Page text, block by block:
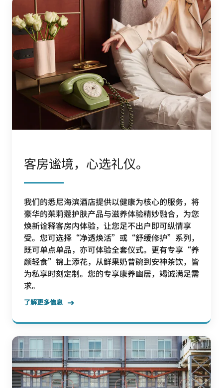
客房谧境，心选礼仪。
我们的悉尼海滨酒店提供以健康为核心的服务，将
豪华的茱莉蔻护肤产品与滋养体验精妙融合，为您
焕新诠释客房内体验，让您足不出户即可纵情享
受。您可选择“净透焕活”或“舒缓修护”系列，
既可单点单品，亦可体验全套仪式。更有专享“养
颜轻食”锦上添花，从鲜果奶昔碗到安神茶饮，皆
为私享时刻定制。您的专享康养幽居，竭诚满足需
求。
了解更多信息